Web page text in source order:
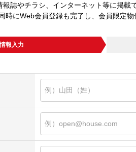
誌やチラシ、インターネット等に掲載
にWeb会員登録も完了し、会員限定
報入力